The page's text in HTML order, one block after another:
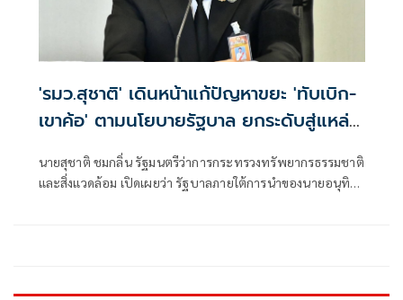
'รมว.สุชาติ' เดินหน้าแก้ปัญหาขยะ 'ทับเบิก-
เขาค้อ' ตามนโยบายรัฐบาล ยกระดับสู่แหล่ง
ท่องเที่ยวคาร์บอนต่ำ สร้างรายได้ควบคู่
รักษาสิ่งแวดล้อม
นายสุชาติ ชมกลิ่น รัฐมนตรีว่าการกระทรวงทรัพยากรธรรมชาติ
และสิ่งแวดล้อม เปิดเผยว่า รัฐบาลภายใต้การนำของนายอนุทิน